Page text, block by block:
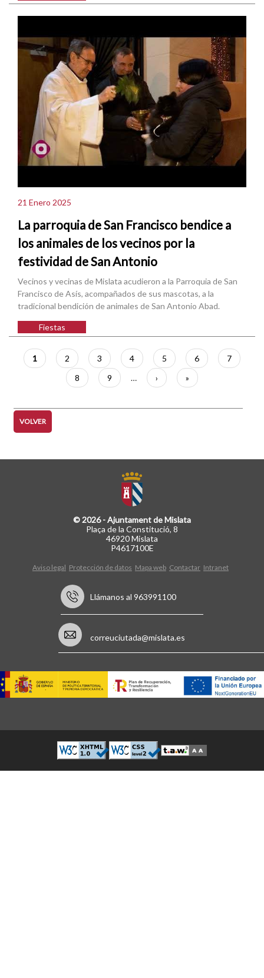
21 Enero 2025
La parroquia de San Francisco bendice a
los animales de los vecinos por la
festividad de San Antonio
Vecinos y vecinas de Mislata acudieron a la Parroquia de San
Francisco de Asís, acompañados de sus mascotas, a la
tradicional bendición de animales de San Antonio Abad.
Fiestas
Paginación
Página
actual
1 Página
2 Página
3 Página
4 Página
5 Página
6 Página
7
Página
8 Página
9 …
Siguiente
página
›
Última
página
»
VOLVER
© 2026 - Ajuntament de Mislata
Plaça de la Constitució, 8
46920 Mislata
P4617100E
Aviso legal Protección de datos Mapa web Contactar Intranet
Llámanos al 963991100
correuciutada@mislata.es